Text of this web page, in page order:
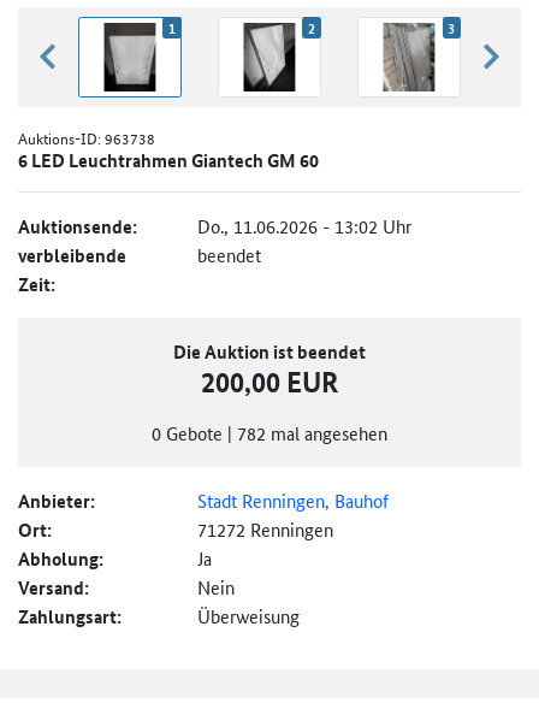
zurück blättern
1 2 3
Auktions-ID:963738
6 LED Leuchtrahmen Giantech GM 60
Auktionsende: Do., 11.06.2026 - 13:02 Uhr
verbleibende
Zeit:
beendet
Die Auktion ist beendet
200,00 EUR
0 Gebote | 782 mal angesehen
Anbieter: Stadt Renningen, Bauhof
Ort: 71272 Renningen
Abholung: Ja
Versand: Nein
Zahlungsart: Überweisung